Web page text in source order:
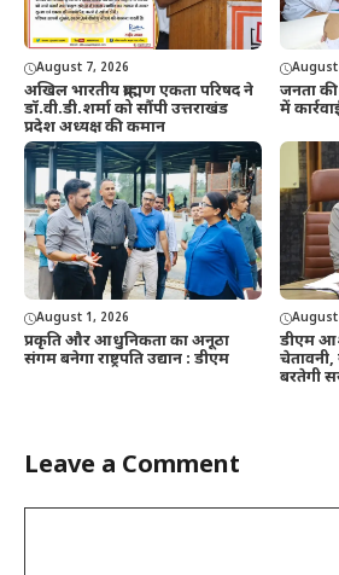
August 7, 2026
अखिल भारतीय ब्राह्मण एकता परिषद ने
डॉ.वी.डी.शर्मा को सौंपी उत्तराखंड
प्रदेश अध्यक्ष की कमान
August
जनता
में
August 1, 2026
प्रकृति और आधुनिकता का अनूठा
संगम बनेगा राष्ट्रपति उद्यान : डीएम
August
डीएम
चेतावनी,
बरतेगी
Leave a Comment